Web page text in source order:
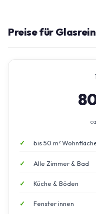
Preise für
bis 50 m²
Alle Zimmer & Bad
Küche & Böden
Fenster innen